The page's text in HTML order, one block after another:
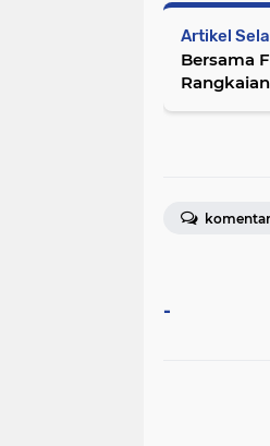
Artikel
Bersama
komentar
-